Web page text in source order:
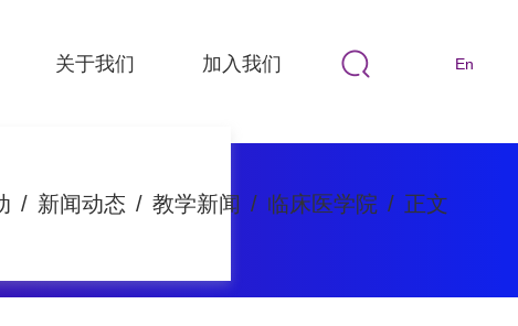
关于我们 加入我们 En
/ 新闻动态 / 教学新闻 / 临床医学院 / 正文